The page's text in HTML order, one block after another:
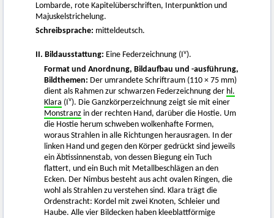
Lombarde, rote Kapitelüberschriften, Interpunktion und
Majuskelstrichelung.
Schreibsprache: mitteldeutsch.
II. Bildausstattung: Eine Federzeichnung (Iv).
Format und Anordnung, Bildaufbau und -ausführung,
Bildthemen: Der umrandete Schriftraum (110 × 75 mm)
dient als Rahmen zur schwarzen Federzeichnung der hl.
Klara (I v). Die Ganzkörperzeichnung zeigt sie mit einer
Monstranz in der rechten Hand, darüber die Hostie. Um
die Hostie herum schweben wolkenhafte Formen,
woraus Strahlen in alle Richtungen herausragen. In der
linken Hand und gegen den Körper gedrückt sind jeweils
ein Äbtissinnenstab, von dessen Biegung ein Tuch
flattert, und ein Buch mit Metallbeschlägen an den
Ecken. Der Nimbus besteht aus acht ovalen Ringen, die
wohl als Strahlen zu verstehen sind. Klara trägt die
Ordenstracht: Kordel mit zwei Knoten, Schleier und
Haube. Alle vier Bildecken haben kleeblattförmige